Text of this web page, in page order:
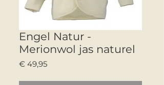
Engel Natur -
Merionwol jas naturel
€ 49,95Prijs